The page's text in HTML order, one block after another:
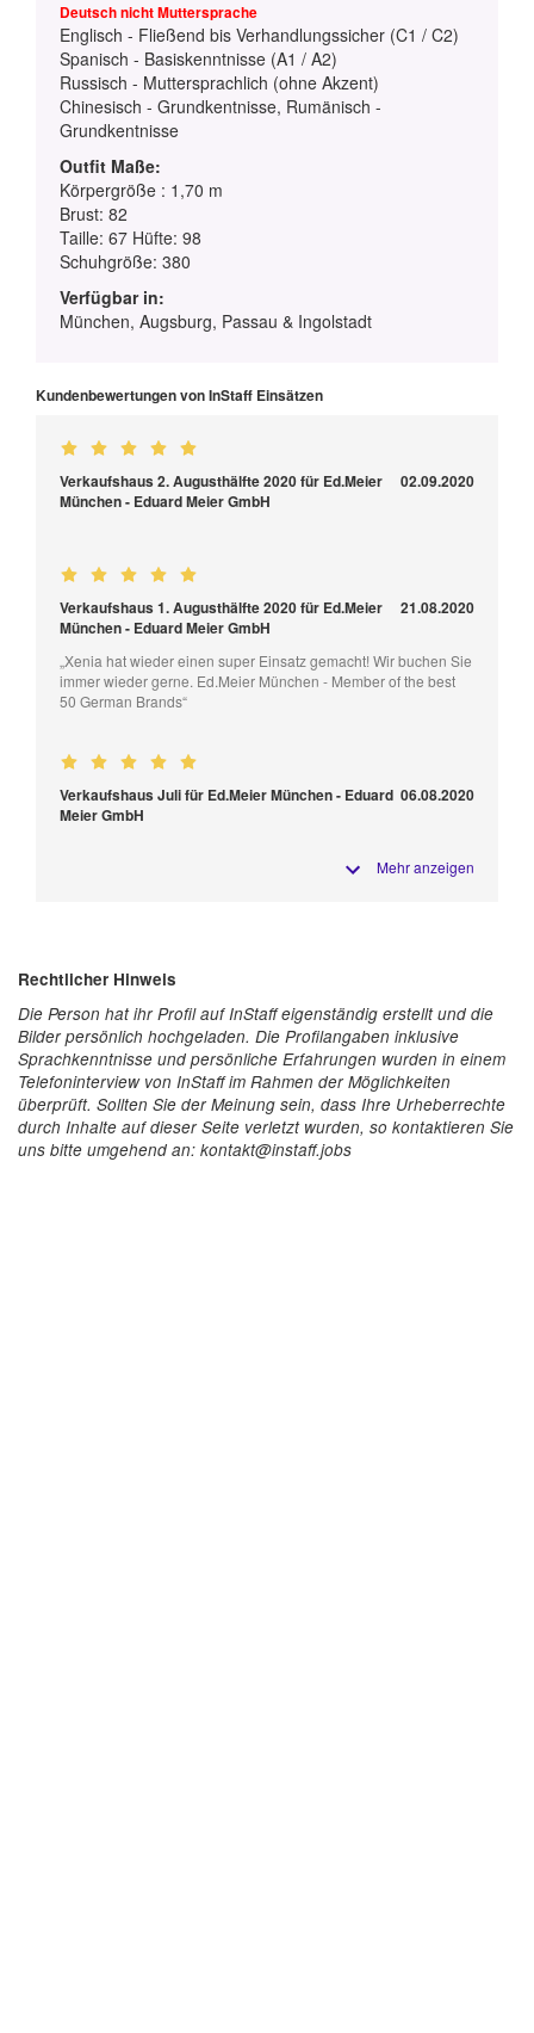
Deutsch nicht Muttersprache
Englisch - Fließend bis Verhandlungssicher (C1 / C2)
Spanisch - Basiskenntnisse (A1 / A2)
Russisch - Muttersprachlich (ohne Akzent)
Chinesisch - Grundkentnisse, Rumänisch -
Grundkentnisse
Outfit Maße:
Körpergröße : 1,70 m
Brust: 82
Taille: 67 Hüfte: 98
Schuhgröße: 380
Verfügbar in:
München, Augsburg, Passau & Ingolstadt
Kundenbewertungen von InStaff Einsätzen
Verkaufshaus 2. Augusthälfte 2020 für Ed.Meier
München - Eduard Meier GmbH
02.09.2020
Verkaufshaus 1. Augusthälfte 2020 für Ed.Meier
München - Eduard Meier GmbH
21.08.2020
„Xenia hat wieder einen super Einsatz gemacht! Wir buchen Sie
immer wieder gerne. Ed.Meier München - Member of the best
50 German Brands“
Verkaufshaus Juli für Ed.Meier München - Eduard
Meier GmbH
06.08.2020
Mehr anzeigen
Rechtlicher Hinweis
Die Person hat ihr Profil auf InStaff eigenständig erstellt und die
Bilder persönlich hochgeladen. Die Profilangaben inklusive
Sprachkenntnisse und persönliche Erfahrungen wurden in einem
Telefoninterview von InStaff im Rahmen der Möglichkeiten
überprüft. Sollten Sie der Meinung sein, dass Ihre Urheberrechte
durch Inhalte auf dieser Seite verletzt wurden, so kontaktieren Sie
uns bitte umgehend an: kontakt@instaff.jobs